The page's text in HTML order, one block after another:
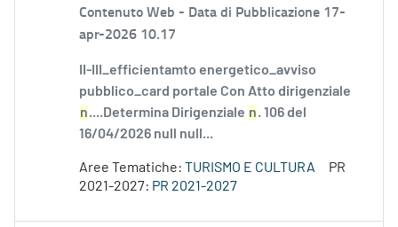
Contenuto Web - Data di Pubblicazione 17-
apr-2026 10.17
II-III_efficientamto energetico_avviso
pubblico_card portale Con Atto dirigenziale
n....Determina Dirigenziale n. 106 del
16/04/2026 null null...
Aree Tematiche: TURISMO E CULTURA
PR
2021-2027: PR 2021-2027